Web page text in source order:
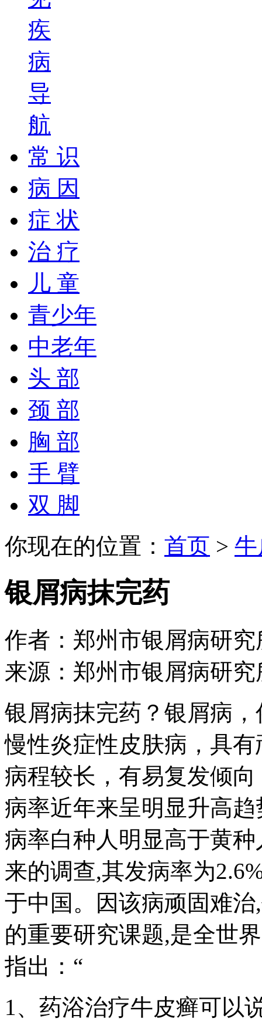
疾
病
导
航
常 识
病 因
症 状
治 疗
儿 童
青少年
中老年
头 部
颈 部
胸 部
手 臂
双 脚
你现在的位置： 首页 >
银屑病抹完药
作者：郑州市银屑病研究
来源：郑州市银屑病研究
银屑病抹完药？银屑病
慢性炎症性皮肤病，具
病程较长，有易复发倾
病率近年来呈明显升高
病率白种人明显高于黄
来的调查,其发病率为
于中国。因该病顽固难
的重要研究课题,是全世
指出：“
1、药浴治疗牛皮癣可以